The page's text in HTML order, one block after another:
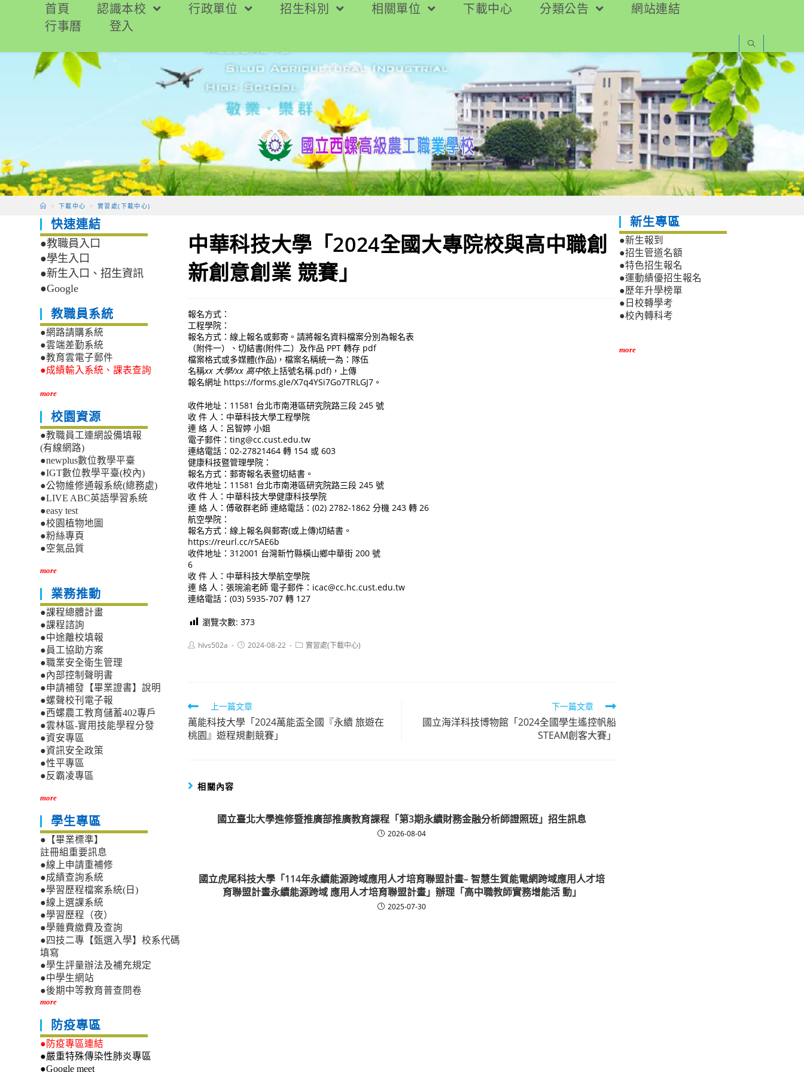
要
首頁 認識本校 行政單位 招生科別 相關單位 下載中心 分類公告
網站連結
行事曆
登入
> 下載中心 > 實習處(下載中心)
中華科技大學「2024全國大專院校與高中職創
新創意創業 競賽」
報名方式：
工程學院：
報名方式：線上報名或郵寄。請將報名資料檔案分別為報名表
（附件一）、切結書(附件二）及作品 PPT 轉存 pdf
檔案格式或多媒體(作品)，檔案名稱統一為：隊伍
名稱xx 大學/xx 高中依上括號名稱.pdf)，上傳
報名網址 https://forms.gle/X7q4YSi7Go7TRLGJ7。
收件地址：11581 台北市南港區研究院路三段 245 號
收 件 人：中華科技大學工程學院
連 絡 人：呂智婷 小姐
電子郵件：ting@cc.cust.edu.tw
連絡電話：02-27821464 轉 154 或 603
健康科技暨管理學院：
報名方式：郵寄報名表暨切結書。
收件地址：11581 台北市南港區研究院路三段 245 號
收 件 人：中華科技大學健康科技學院
連 絡 人：傅敬群老師 連絡電話：(02) 2782-1862 分機 243 轉 26
航空學院：
報名方式：線上報名與郵寄(或上傳)切結書。
https://reurl.cc/r5AE6b
收件地址：312001 台灣新竹縣橫山鄉中華街 200 號
6
收 件 人：中華科技大學航空學院
連 絡 人：張琬渝老師 電子郵件：icac@cc.hc.cust.edu.tw
連絡電話：(03) 5935-707 轉 127
瀏覽次數: 373
Posthlvs502a
Post2024-08-22
Post實習處(下載中心)
Read
more
articles
上一篇文章
萬能科技大學「2024萬能盃全國『永續 旅遊在
桃園』遊程規劃競賽」
下一篇文章
國立海洋科技博物館「2024全國學生遙控帆船
STEAM創客大賽」
相關內容
國立臺北大學進修暨推廣部推廣教育課程「第3期永續財務金融分析師證照班」招生訊息
2026-08-04
國立虎尾科技大學「114年永續能源跨域應用人才培育聯盟計畫– 智慧生質能電網跨域應用人才培
育聯盟計畫永續能源跨域 應用人才培育聯盟計畫」辦理「高中職教師實務增能活 動」
2025-07-30
快速連結
●教職員入口
●學生入口
●新生入口、招生資訊
●Google
教職員系統
●網路請購系統
●雲端差勤系統
●教育雲電子郵件
●成績輸入系統、課表查詢
more
校園資源
●教職員工連網設備填報
(有線網路)
●newplus數位教學平臺
●IGT數位教學平臺(校內)
●公物維修通報系統(總務處)
●LIVE ABC英語學習系統
●easy test
●校園植物地圖
●粉絲專頁
●空氣品質
more
業務推動
●課程總體計畫
●課程諮詢
●中途離校填報
●員工協助方案
●職業安全衛生管理
●內部控制聲明書
●申請補發【畢業證書】說明
●螺聲校刊電子報
●西螺農工教育儲蓄402專戶
●雲林區-實用技能學程分發
●資安專區
●資訊安全政策
●性平專區
●反霸凌專區
more
學生專區
●【畢業標準】
註冊組重要訊息
●線上申請重補修
●成績查詢系統
●學習歷程檔案系統(日)
●線上選課系統
●學習歷程（夜）
●學雜費繳費及查詢
●四技二專【甄選入學】校系代碼
填寫
●學生評量辦法及補充規定
●中學生網站
●後期中等教育普查問卷
more
防疫專區
●防疫專區連結
●嚴重特殊傳染性肺炎專區
●Google meet
新生專區
●新生報到
●招生管道名額
●特色招生報名
●運動績優招生報名
●歷年升學榜單
●日校轉學考
●校內轉科考
more